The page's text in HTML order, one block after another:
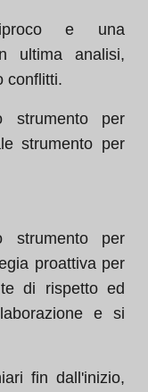
e una
ultima analisi,
conflitti.
strumento per
strumento per
strumento per
proattiva per
di rispetto ed
e si
fin dall'inizio,